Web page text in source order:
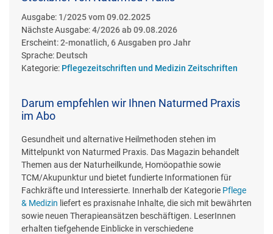
Ausgabe: 1/2025 vom 09.02.2025
Nächste Ausgabe:4/2026 ab 09.08.2026
Erscheint:2-monatlich, 6 Ausgaben pro Jahr
Sprache: Deutsch
Kategorie: Pflegezeitschriften und Medizin Zeitschriften
Darum empfehlen wir Ihnen Naturmed Praxis
im Abo
Gesundheit und alternative Heilmethoden stehen im
Mittelpunkt von Naturmed Praxis. Das Magazin behandelt
Themen aus der Naturheilkunde, Homöopathie sowie
TCM/Akupunktur und bietet fundierte Informationen für
Fachkräfte und Interessierte. Innerhalb der Kategorie Pflege
& Medizin liefert es praxisnahe Inhalte, die sich mit bewährten
sowie neuen Therapieansätzen beschäftigen. LeserInnen
erhalten tiefgehende Einblicke in verschiedene